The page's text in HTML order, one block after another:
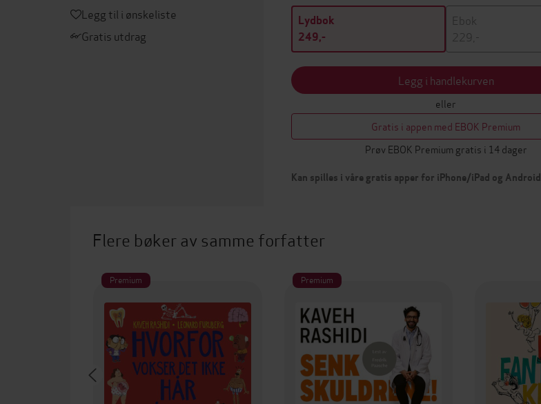
Legg til i ønskeliste
Gratis utdrag
Lydbok
249,-
Ebok
229,-
Legg i handlekurven
eller
Gratis i appen med EBOK Premium
Prøv EBOK Premium gratis i 14 dager
Kan spilles i våre gratis apper for iPhone/iPad og Android
Flere bøker av samme forfatter
Premium Premium